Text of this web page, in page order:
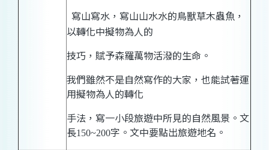
寫山寫水，寫山山水水的鳥獸草木蟲魚，
以轉化中擬物為人的
技巧，賦予森羅萬物活潑的生命。
我們雖然不是自然寫作的大家，也能試著運
用擬物為人的轉化
手法，寫一小段旅遊中所見的自然風景。文
長150~200字。文中要點出旅遊地名。